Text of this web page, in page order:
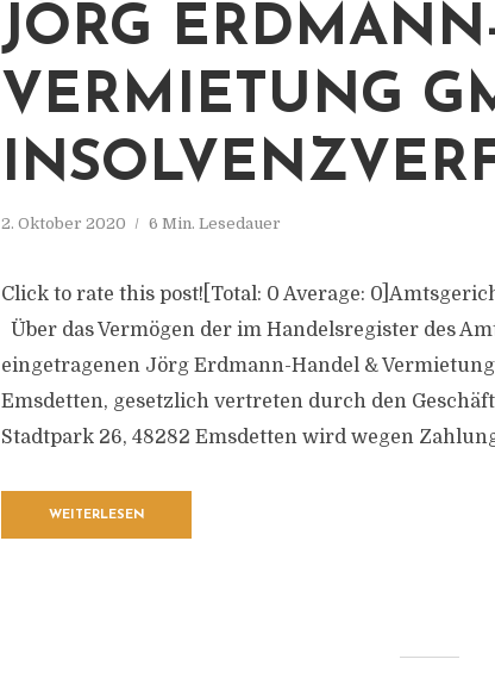
JÖRG
VERMIETUNG
2. Oktober 2020 6 Min. Lesedauer
Click to rate this post![Total: 0 Average:
Über das Vermögen der im Handelsregister des
eingetragenen Jörg Erdmann-Handel &
Emsdetten, gesetzlich vertreten durch den
Stadtpark 26, 48282 Emsdetten wird wegen
WEITERLESEN